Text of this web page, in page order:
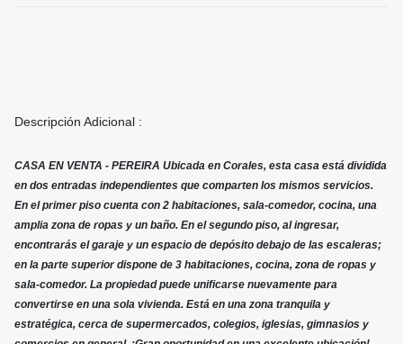
Descripción Adicional :
CASA EN VENTA - PEREIRA Ubicada en Corales, esta casa está dividida
en dos entradas independientes que comparten los mismos servicios.
En el primer piso cuenta con 2 habitaciones, sala-comedor, cocina, una
amplia zona de ropas y un baño. En el segundo piso, al ingresar,
encontrarás el garaje y un espacio de depósito debajo de las escaleras;
en la parte superior dispone de 3 habitaciones, cocina, zona de ropas y
sala-comedor. La propiedad puede unificarse nuevamente para
convertirse en una sola vivienda. Está en una zona tranquila y
estratégica, cerca de supermercados, colegios, iglesias, gimnasios y